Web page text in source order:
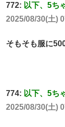
772: 以下、5ち
2025/08/30(土)
そもそも服に
774: 以下、5ち
2025/08/30(土)